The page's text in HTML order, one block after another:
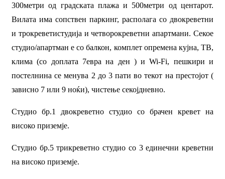
300метри од градската плажа и 500метри од центарот.
Вилата има сопствен паркинг, располага со двокреветни
и трокреветистудија и четворокреветни апартмани. Секое
студио/апартман е со балкон, комплет опремена кујна, ТВ,
клима (со доплата 7евра на ден ) и Wi-Fi, пешкири и
постелнина се менува 2 до 3 пати во текот на престојот (
зависно 7 или 9 ноќи), чистење секојдневно.
Студио бр.1 двокреветно студио со брачен кревет на
високо приземје.
Студио бр.5 трикреветно студио со 3 единечни креветни
на високо приземје.